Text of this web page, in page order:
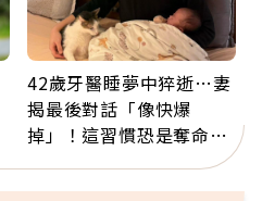
42歲牙醫睡夢中猝逝…妻
揭最後對話「像快爆
掉」！這習慣恐是奪命原
因：沒有一份工作值得用
命交換